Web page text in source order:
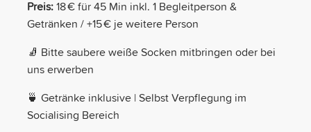
Preis: 18 € für 45 Min inkl. 1 Begleitperson &
Getränken / +15 € je weitere Person
🧦 Bitte saubere weiße Socken mitbringen oder bei
uns erwerben
🍵 Getränke inklusive | Selbst Verpflegung im
Socialising Bereich